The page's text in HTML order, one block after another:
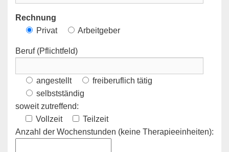
Rechnung
Privat
Arbeitgeber
Beruf (Pflichtfeld)
angestellt
freiberuflich tätig
selbstständig
soweit zutreffend:
Vollzeit
Teilzeit
Anzahl der Wochenstunden (keine Therapieeinheiten):